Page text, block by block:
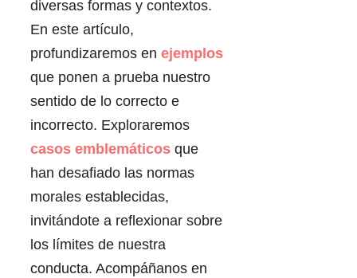
diversas formas y contextos.
En este artículo,
profundizaremos en ejemplos
que ponen a prueba nuestro
sentido de lo correcto e
incorrecto. Exploraremos
casos emblemáticos que
han desafiado las normas
morales establecidas,
invitándote a reflexionar sobre
los límites de nuestra
conducta. Acompáñanos en